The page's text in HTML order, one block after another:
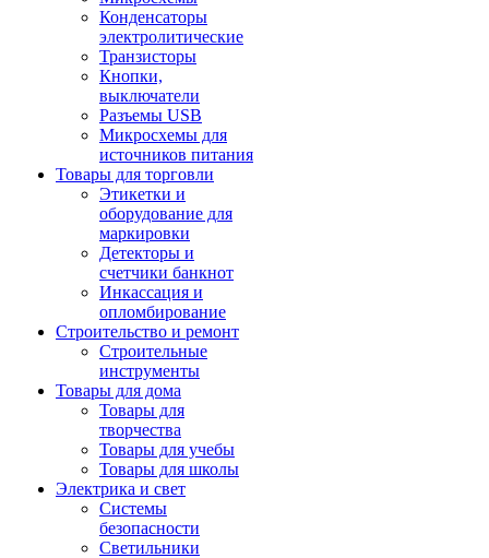
Конденсаторы
электролитические
Транзисторы
Кнопки,
выключатели
Разъемы USB
Микросхемы для
источников питания
Товары для торговли
Этикетки и
оборудование для
маркировки
Детекторы и
счетчики банкнот
Инкассация и
опломбирование
Строительство и ремонт
Строительные
инструменты
Товары для дома
Товары для
творчества
Товары для учебы
Товары для школы
Электрика и свет
Системы
безопасности
Светильники